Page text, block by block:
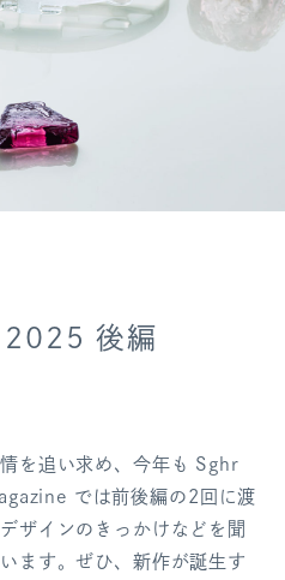
アウト
後編
を追い求め、今年も Sghr
では前後編の2回に渡
ザインのきっかけなどを聞
ます。ぜひ、新作が誕生す